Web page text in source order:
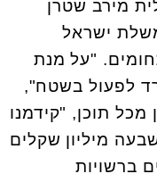
מירב שטרן
ישראל
"על מנת
לפעול בשטח",
תוכן, "קידמנו
מיליון שקלים
ברשויות